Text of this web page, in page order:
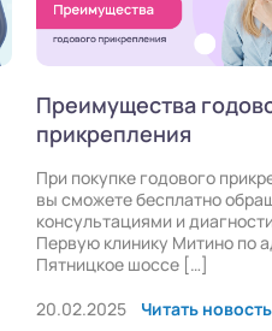
Преимущества
прикрепления
При покупке годового
вы сможете бесплатно
консультациями и
Первую клинику Митино по
Пятницкое шоссе […]
20.02.2025
Читать новость